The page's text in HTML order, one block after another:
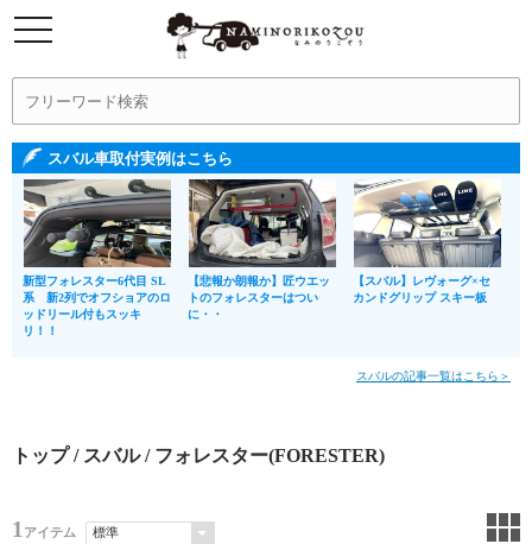
スバル車取付実例はこちら
新型フォレスター6代目 SL
系 新2列でオフショアのロ
ッドリール付もスッキ
リ！！
【悲報か朗報か】匠ウエッ
トのフォレスターはつい
に・・
【スバル】レヴォーグ×セ
カンドグリップ スキー板
スバルの記事一覧はこちら＞
トップ/ スバル/ フォレスター(FORESTER)
1 アイテム